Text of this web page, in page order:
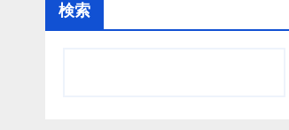
検索